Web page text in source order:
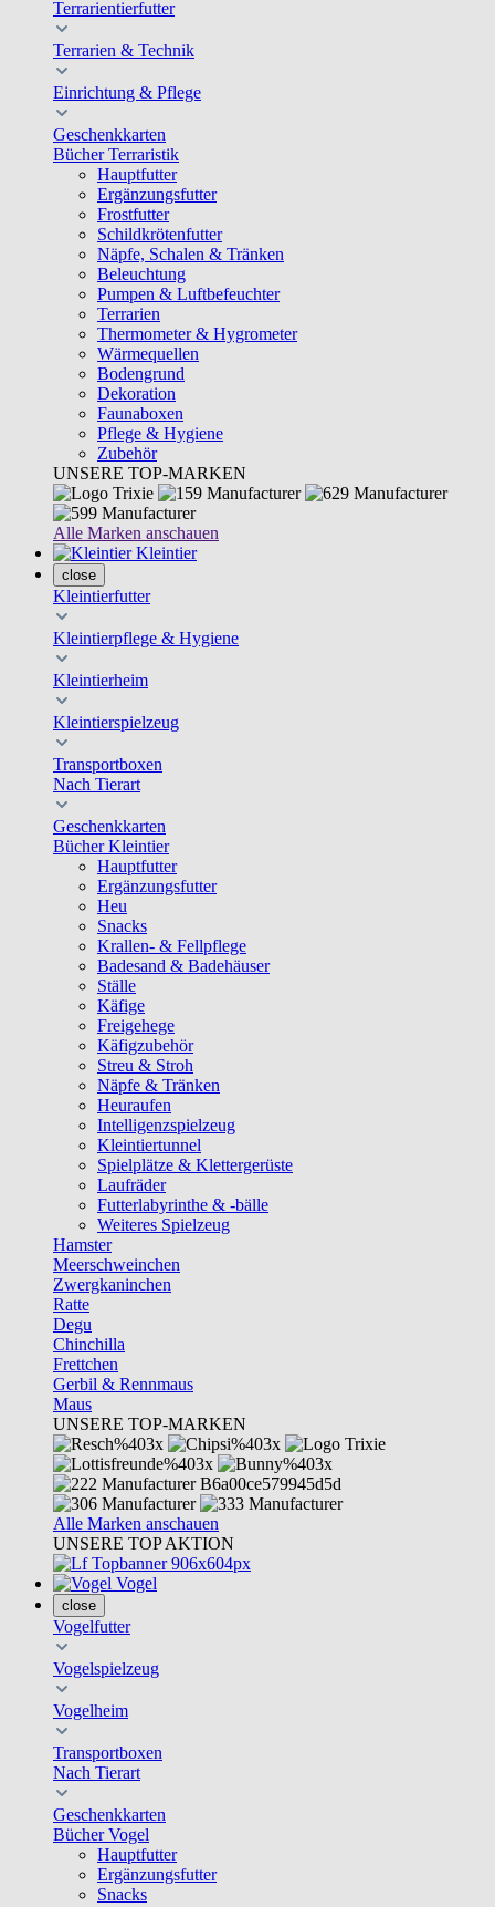
Terrarientierfutter
Terrarien & Technik
Einrichtung & Pflege
Geschenkkarten
Bücher Terraristik
Hauptfutter
Ergänzungsfutter
Frostfutter
Schildkrötenfutter
Näpfe, Schalen & Tränken
Beleuchtung
Pumpen & Luftbefeuchter
Terrarien
Thermometer & Hygrometer
Wärmequellen
Bodengrund
Dekoration
Faunaboxen
Pflege & Hygiene
Zubehör
UNSERE TOP-MARKEN
Alle Marken anschauen
Kleintier
close
Kleintierfutter
Kleintierpflege & Hygiene
Kleintierheim
Kleintierspielzeug
Transportboxen
Nach Tierart
Geschenkkarten
Bücher Kleintier
Hauptfutter
Ergänzungsfutter
Heu
Snacks
Krallen- & Fellpflege
Badesand & Badehäuser
Ställe
Käfige
Freigehege
Käfigzubehör
Streu & Stroh
Näpfe & Tränken
Heuraufen
Intelligenzspielzeug
Kleintiertunnel
Spielplätze & Klettergerüste
Laufräder
Futterlabyrinthe & -bälle
Weiteres Spielzeug
Hamster
Meerschweinchen
Zwergkaninchen
Ratte
Degu
Chinchilla
Frettchen
Gerbil & Rennmaus
Maus
UNSERE TOP-MARKEN
Alle Marken anschauen
UNSERE TOP AKTION
Vogel
close
Vogelfutter
Vogelspielzeug
Vogelheim
Transportboxen
Nach Tierart
Geschenkkarten
Bücher Vogel
Hauptfutter
Ergänzungsfutter
Snacks